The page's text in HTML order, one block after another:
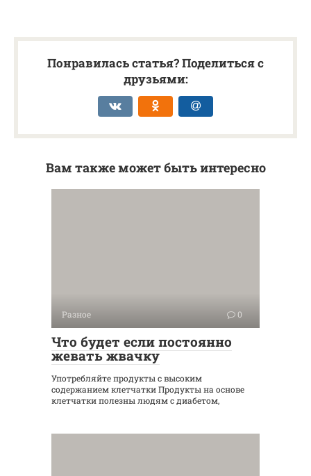
Понравилась статья? Поделиться с
друзьями:
Вам также может быть интересно
Разное 0
Что будет если постоянно
жевать жвачку
Употребляйте продукты с высоким
содержанием клетчатки Продукты на основе
клетчатки полезны людям с диабетом,